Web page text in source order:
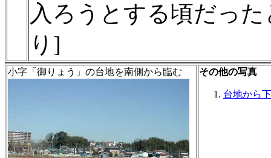
入ろうとする頃だっ
り]
小字「御りょう」の台地を南側から臨む その他の写真
台地から